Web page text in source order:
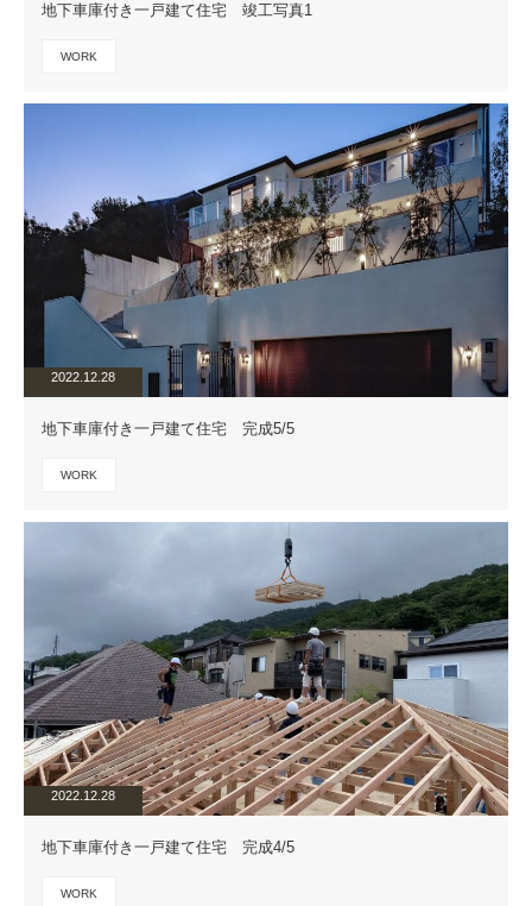
地下車庫付き一戸建て住宅 竣工写真1
WORK
2022.12.28
地下車庫付き一戸建て住宅 完成5/5
WORK
2022.12.28
地下車庫付き一戸建て住宅 完成4/5
WORK